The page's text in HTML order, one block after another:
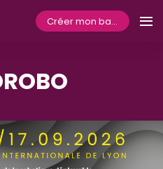
Créer mon badge